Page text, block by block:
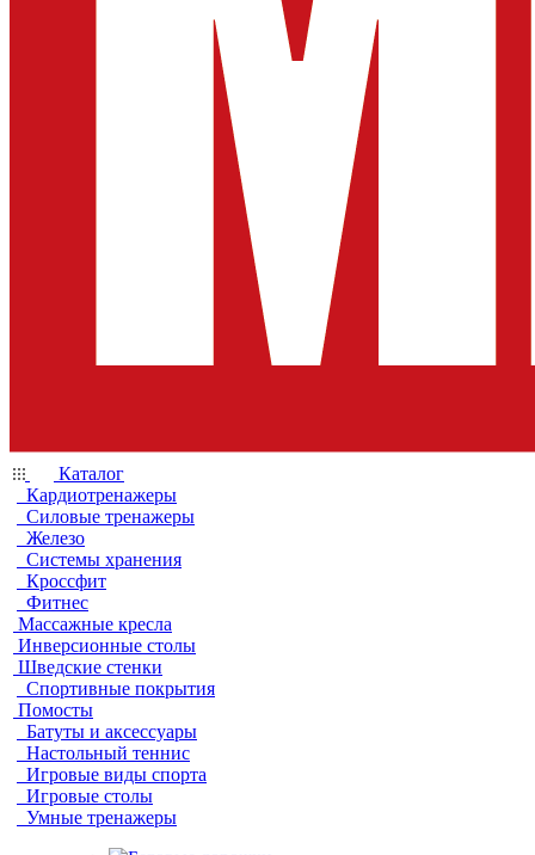
Каталог
Кардиотренажеры
Силовые тренажеры
Железо
Системы хранения
Кроссфит
Фитнес
Массажные кресла
Инверсионные столы
Шведские стенки
Спортивные покрытия
Помосты
Батуты и аксессуары
Настольный теннис
Игровые виды спорта
Игровые столы
Умные тренажеры